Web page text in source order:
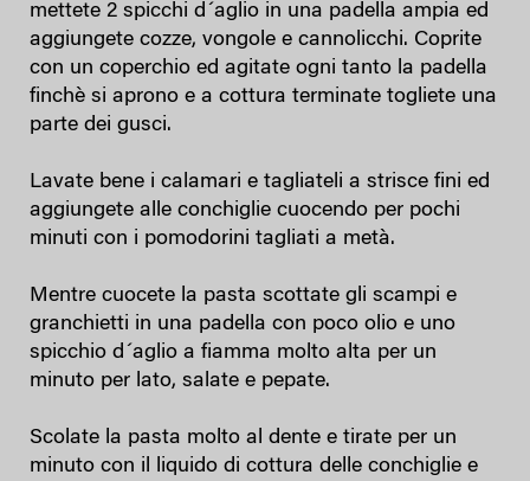
mettete 2 spicchi d´aglio in una padella ampia ed
aggiungete cozze, vongole e cannolicchi. Coprite
con un coperchio ed agitate ogni tanto la padella
finchè si aprono e a cottura terminate togliete una
parte dei gusci.
Lavate bene i calamari e tagliateli a strisce fini ed
aggiungete alle conchiglie cuocendo per pochi
minuti con i pomodorini tagliati a metà.
Mentre cuocete la pasta scottate gli scampi e
granchietti in una padella con poco olio e uno
spicchio d´aglio a fiamma molto alta per un
minuto per lato, salate e pepate.
Scolate la pasta molto al dente e tirate per un
minuto con il liquido di cottura delle conchiglie e